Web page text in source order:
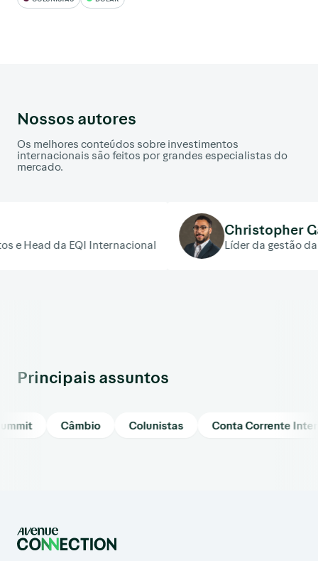
Nossos autores
Os melhores conteúdos sobre investimentos
internacionais são feitos por grandes especialistas do
mercado.
Internacional
Christopher Galvão
Líder da gestão da carteira Nord
Principais assuntos
Câmbio Colunistas Conta Corrente